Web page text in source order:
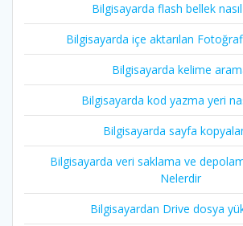
Bilgisayarda flash bellek nasıl
Bilgisayarda içe aktarılan
Bilgisayarda kelime
Bilgisayarda kod yazma yeri
Bilgisayarda sayfa
Bilgisayarda veri saklama ve
Nelerdir
Bilgisayardan Drive dosya